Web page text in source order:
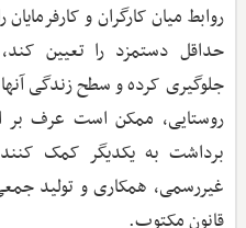
روابط میان کارگران و
حداقل دستمزد را تعیین
جلوگیری کرده و سطح زندگی
روستایی، ممکن است عرف بر
برداشت به یکدیگر کمک
غیررسمی، همکاری و تولید
قانون مکتوب.